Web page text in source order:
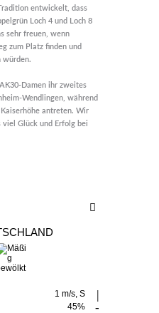
entwickelt, dass
Loch 4 und Loch 8
sehr freuen, wenn
zum Platz finden und
würden.
Damen ihr zweites
Wendlingen, während
antreten. Wir
viel Glück und Erfolg bei
1 m/s, S
45%